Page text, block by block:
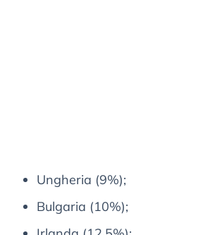
Ungheria (9%);
Bulgaria (10%);